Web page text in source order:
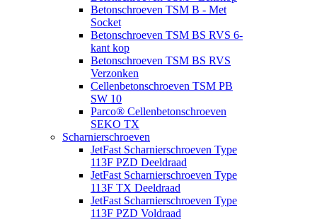
Betonschroeven TSM B - Met
Socket
Betonschroeven TSM BS RVS 6-
kant kop
Betonschroeven TSM BS RVS
Verzonken
Cellenbetonschroeven TSM PB
SW 10
Parco® Cellenbetonschroeven
SEKO TX
Scharnierschroeven
JetFast Scharnierschroeven Type
113F PZD Deeldraad
JetFast Scharnierschroeven Type
113F TX Deeldraad
JetFast Scharnierschroeven Type
113F PZD Voldraad